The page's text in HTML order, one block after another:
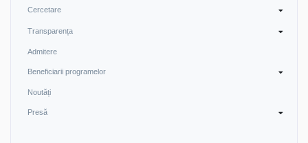
Cercetare
Transparența
Admitere
Beneficiarii programelor
Noutăți
Presă